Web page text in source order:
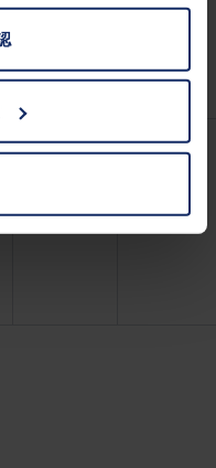
ライバシーポリシー|
99.99% 99.99%